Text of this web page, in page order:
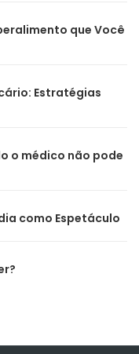
que Você
Estratégias
o médico não pode
como Espetáculo